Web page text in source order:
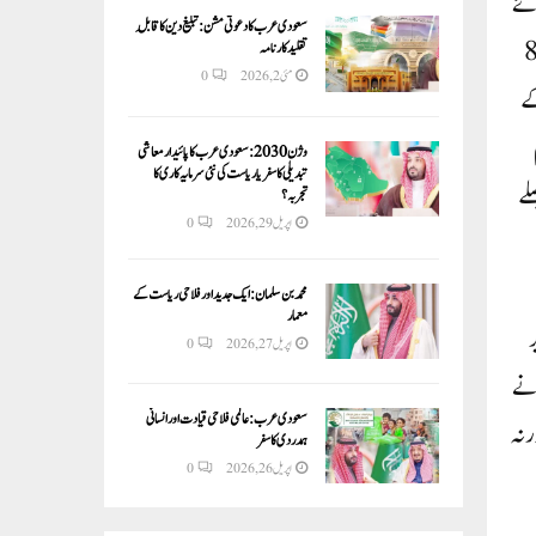
پانچ ججوں کی آئینی بنچ نے 1-4سے فیصلہ سنایا۔ جسٹس بی وی ناگرتنا نے نوٹ بندی کو لے کر عدم اتفاق کا اظہار کیا۔ انھوں نے کہا کہ مرکزی حکومت کا 8
نے
نہ
سعودی عرب کا دعوتی مشن: تبلیغ دین کا قابلِ
تقلید کارنامہ
مئی 2, 2026 0
وژن 2030:سعودی عرب کا پائیدار معاشی
تبدیلی کا سفر یا ریاست کی نئی سرمایہ کاری کا
تجربہ؟
اپریل 29, 2026 0
محمد بن سلمان: ایک جدید اور فلاحی ریاست کے
معمار
اپریل 27, 2026 0
سعودی عرب: عالمی فلاحی قیادت اور انسانی
ہمدردی کا سفر
اپریل 26, 2026 0